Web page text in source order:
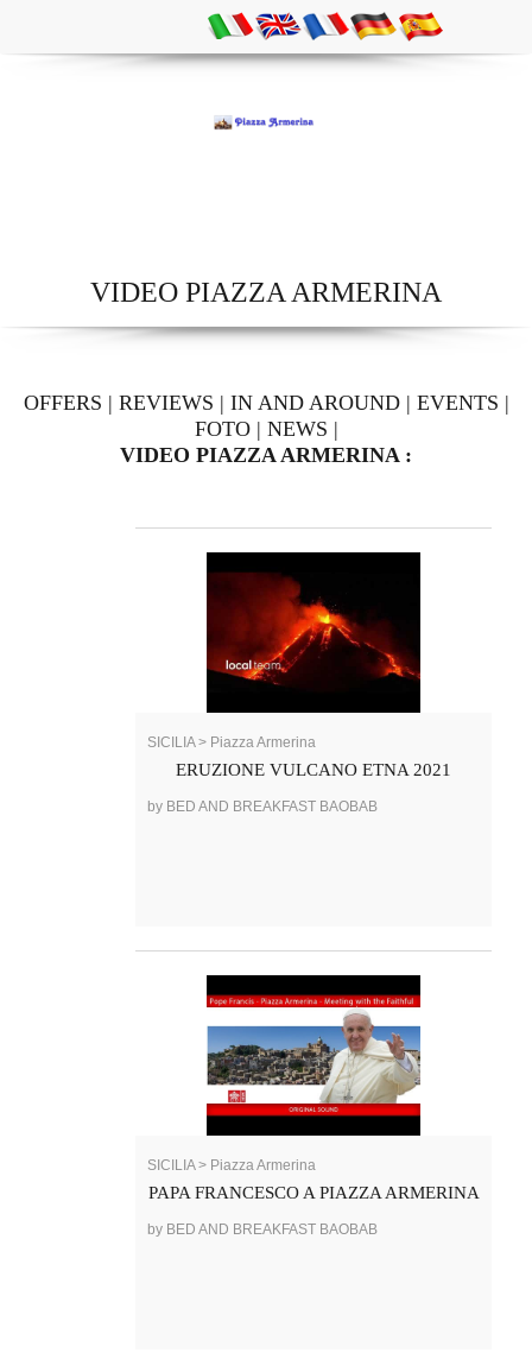
VIDEO PIAZZA ARMERINA
OFFERS | REVIEWS | IN AND AROUND| EVENTS |
FOTO| NEWS |
VIDEO PIAZZA ARMERINA :
SICILIA > Piazza Armerina
ERUZIONE VULCANO ETNA 2021
by BED AND BREAKFAST BAOBAB
SICILIA > Piazza Armerina
PAPA FRANCESCO A PIAZZA ARMERINA
by BED AND BREAKFAST BAOBAB